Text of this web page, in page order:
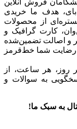
هدف ما خریدی
از محصولات
کارت گرافیک و
و اصالت تضمین‌شده
رضایت شما خط‌قرمز
روز، هر ساعت، از
به سوالات و
به سبک ما!